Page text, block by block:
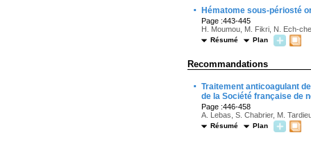
· Hématome sous-périosté
Page :443-445
H. Moumou, M. Fikri, N. Ech-
Résumé Plan
Recommandations
· Traitement anticoagulant
de la Société française de
Page :446-458
A. Lebas, S. Chabrier, M.
Résumé Plan